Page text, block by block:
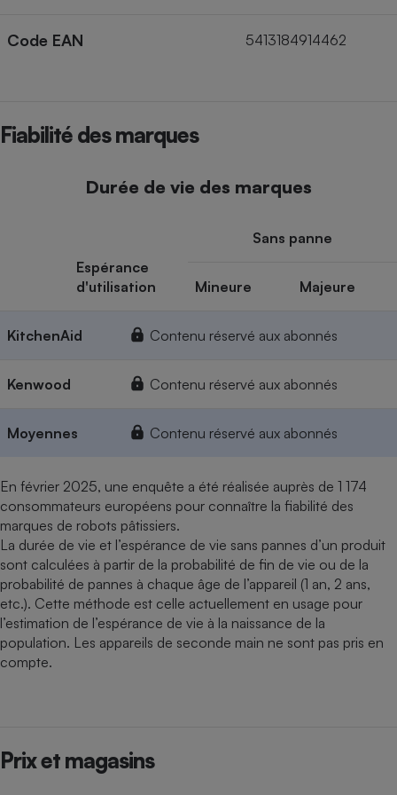
Code EAN 5413184914462
Fiabilité des marques
Durée de vie des marques
Espérance
d'utilisation
Sans panne
Mineure Majeure
KitchenAid Contenu réservé aux abonnés
Kenwood Contenu réservé aux abonnés
Moyennes Contenu réservé aux abonnés
En février 2025, une enquête a été réalisée auprès de 1 174
consommateurs européens pour connaître la fiabilité des
marques de robots pâtissiers.
La durée de vie et l’espérance de vie sans pannes d’un produit
sont calculées à partir de la probabilité de fin de vie ou de la
probabilité de pannes à chaque âge de l’appareil (1 an, 2 ans,
etc.). Cette méthode est celle actuellement en usage pour
l’estimation de l’espérance de vie à la naissance de la
population. Les appareils de seconde main ne sont pas pris en
compte.
Prix et magasins